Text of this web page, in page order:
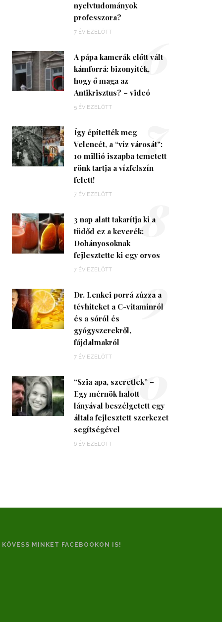
nyelvtudományok
professzora?
7 ÉV EZELŐTT
A pápa kamerák előtt vált
kámforrá: bizonyíték,
hogy ő maga az
Antikrisztus? – videó
5 ÉV EZELŐTT
6
Így építették meg
Velencét, a “víz városát”:
10 millió iszapba temetett
rönk tartja a vízfelszín
felett!
7 ÉV EZELŐTT
7
3 nap alatt takarítja ki a
tüdőd ez a keverék:
Dohányosoknak
fejlesztette ki egy orvos
7 ÉV EZELŐTT
8
Dr. Lenkei porrá zúzza a
tévhiteket a C-vitaminról
és a sóról és
gyógyszerekről,
fájdalmakról
7 ÉV EZELŐTT
9
“Szia apa, szeretlek” –
Egy mérnök halott
lányával beszélgetett egy
általa fejlesztett szerkezet
segítségével
6 ÉV EZELŐTT
10
KÖVESS MINKET FACEBOOKON IS!